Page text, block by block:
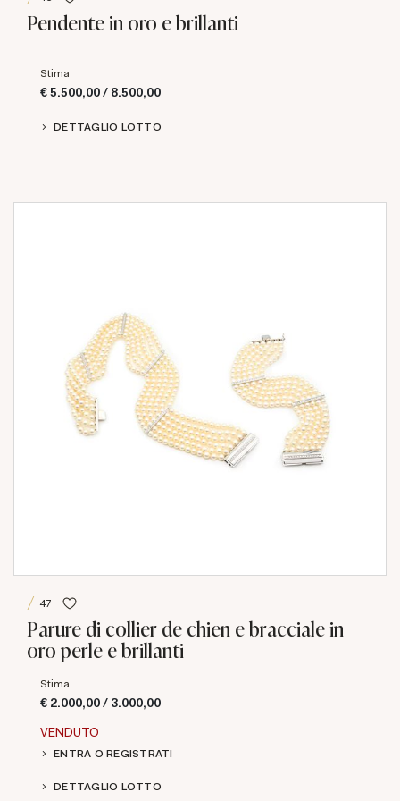
Pendente in oro e brillanti
Stima
€ 5.500,00 / 8.500,00
DETTAGLIO LOTTO
47
Parure di collier de chien e bracciale in
oro perle e brillanti
Stima
€ 2.000,00 / 3.000,00
VENDUTO
ENTRA O REGISTRATI
DETTAGLIO LOTTO